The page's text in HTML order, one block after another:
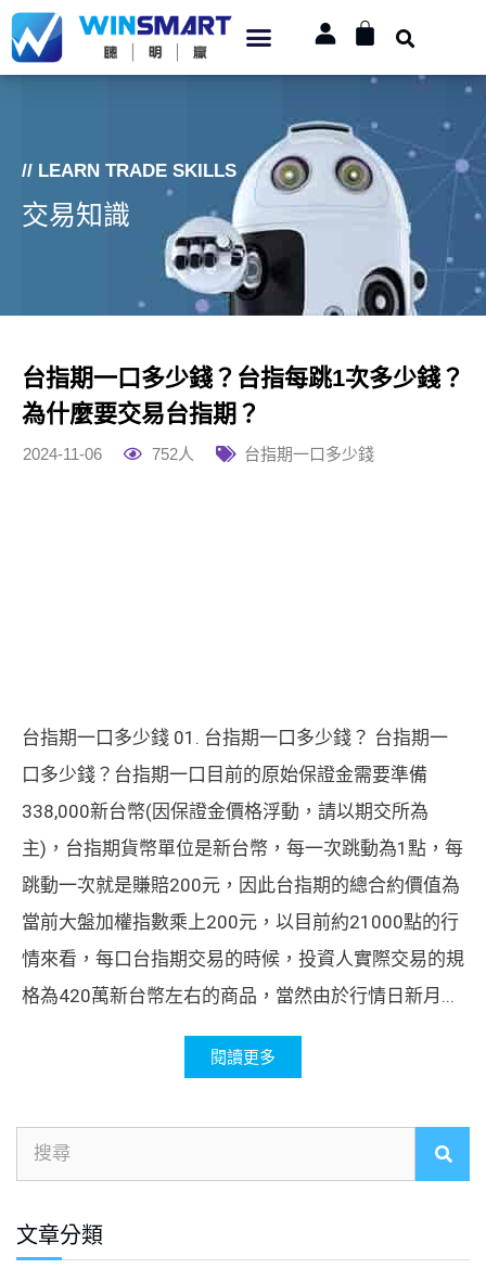
// LEARN TRADE SKILLS
交易知識
台指期一口多少錢？台指每跳1次多少錢？
為什麼要交易台指期？
2024-11-06 752人 台指期一口多少錢
台指期一口多少錢 01. 台指期一口多少錢？ 台指期一
口多少錢？台指期一口目前的原始保證金需要準備
338,000新台幣(因保證金價格浮動，請以期交所為
主)，台指期貨幣單位是新台幣，每一次跳動為1點，每
跳動一次就是賺賠200元，因此台指期的總合約價值為
當前大盤加權指數乘上200元，以目前約21000點的行
情來看，每口台指期交易的時候，投資人實際交易的規
格為420萬新台幣左右的商品，當然由於行情日新月...
閱讀更多
文章分類